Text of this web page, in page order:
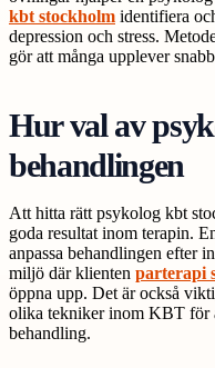
kbt stockholm identifiera
depression och stress.
gör att många upplever
Hur val av
behandlingen
Att hitta rätt psykolog kbt
goda resultat inom terapin.
anpassa behandlingen efter
miljö där klienten parterapi
öppna upp. Det är också
olika tekniker inom KBT för
behandling.